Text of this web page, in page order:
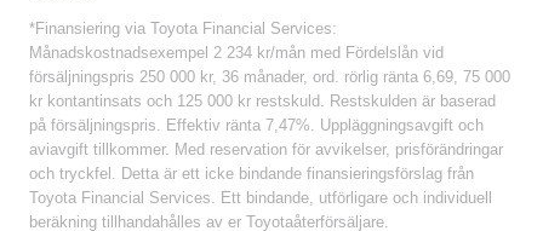
*Finansiering via Toyota Financial Services:
Månadskostnadsexempel 2 234 kr/mån med Fördelslån vid
försäljningspris 250 000 kr, 36 månader, ord. rörlig ränta 6,69, 75 000
kr kontantinsats och 125 000 kr restskuld. Restskulden är baserad
på försäljningspris. Effektiv ränta 7,47%. Uppläggningsavgift och
aviavgift tillkommer. Med reservation för avvikelser, prisförändringar
och tryckfel. Detta är ett icke bindande finansieringsförslag från
Toyota Financial Services. Ett bindande, utförligare och individuell
beräkning tillhandahålles av er Toyotaåterförsäljare.